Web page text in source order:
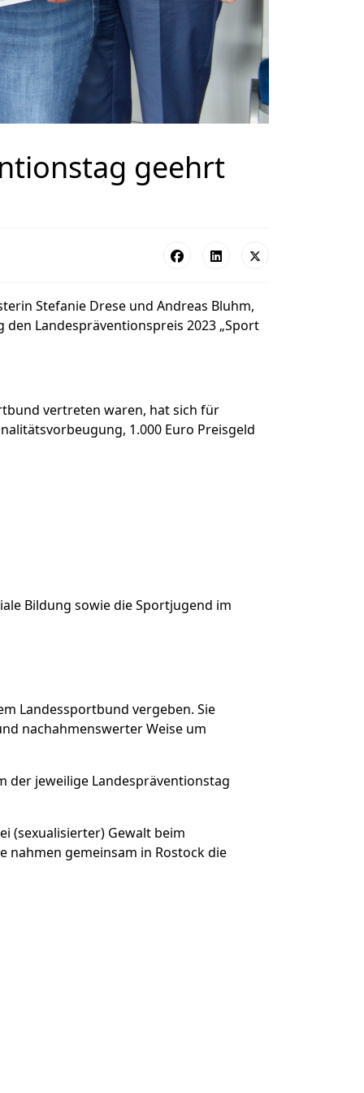
geehrt
Stefanie Drese und Andreas Bluhm,
den Landespräventionspreis 2023 „Sport
vertreten waren, hat sich für
1.000 Euro Preisgeld
Bildung sowie die Sportjugend im
Landessportbund vergeben. Sie
nachahmenswerter Weise um
der jeweilige Landespräventionstag
(sexualisierter) Gewalt beim
nahmen gemeinsam in Rostock die